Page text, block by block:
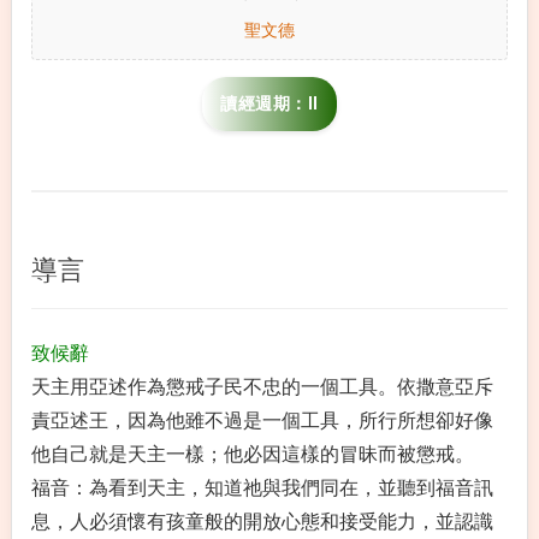
聖文德
讀經週期：II
導言
致候辭
天主用亞述作為懲戒子民不忠的一個工具。依撒意亞斥
責亞述王，因為他雖不過是一個工具，所行所想卻好像
他自己就是天主一樣；他必因這樣的冒昧而被懲戒。
福音：為看到天主，知道祂與我們同在，並聽到福音訊
息，人必須懷有孩童般的開放心態和接受能力，並認識